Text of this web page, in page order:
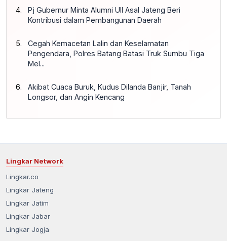
Pj Gubernur Minta Alumni UII Asal Jateng Beri
Kontribusi dalam Pembangunan Daerah
Cegah Kemacetan Lalin dan Keselamatan
Pengendara, Polres Batang Batasi Truk Sumbu Tiga
Mel...
Akibat Cuaca Buruk, Kudus Dilanda Banjir, Tanah
Longsor, dan Angin Kencang
Lingkar Network
Lingkar.co
Lingkar Jateng
Lingkar Jatim
Lingkar Jabar
Lingkar Jogja